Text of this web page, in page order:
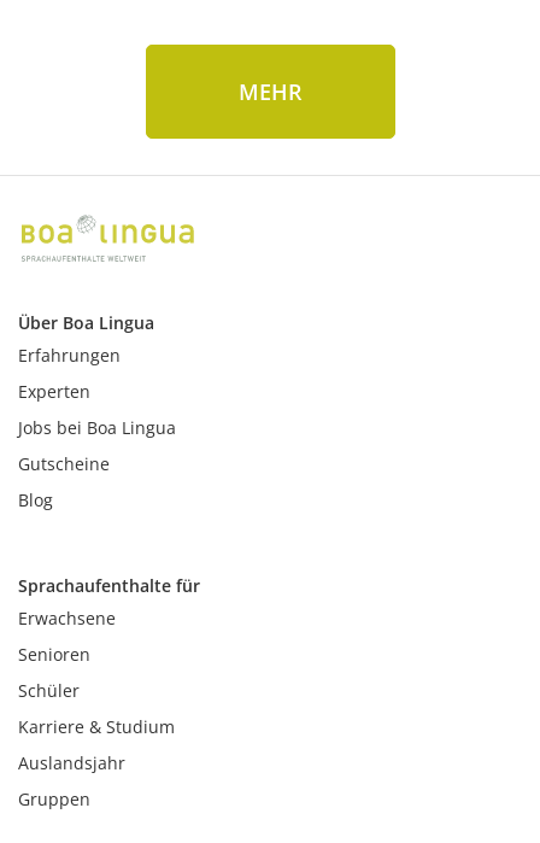
MEHR
Über Boa Lingua
Erfahrungen
Experten
Jobs bei Boa Lingua
Gutscheine
Blog
Sprachaufenthalte für
Erwachsene
Senioren
Schüler
Karriere & Studium
Auslandsjahr
Gruppen